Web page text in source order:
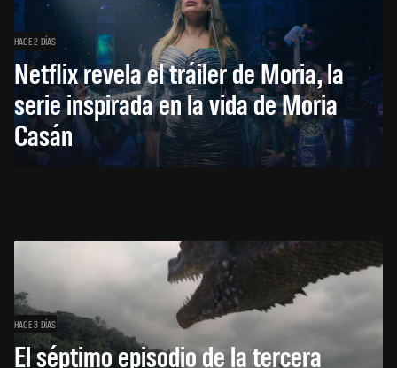
HACE 2 DÍAS
Netflix revela el tráiler de Moria, la
serie inspirada en la vida de Moria
Casán
HACE 3 DÍAS
El séptimo episodio de la tercera